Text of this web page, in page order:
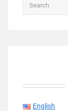
English